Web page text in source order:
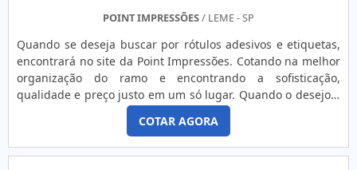
qualificados, garante a melhor experiência para os clientes.
não cumprem com suas funções adequadamente. Assim, é
motivos para a 4Food Print ter se tornado destaque quando
pensamos em uma empresa que entrega confiança e
produtos de qualidade. Alguns desses motivos são:
Diversas opções de pagamento disponíveis; Profissionais
com vasta experiência na área de atuação; Atendimento
personalizado; Comprometimento com o resultado final;
Logística planejada para entregas em curto prazo; Amplo
POINT IMPRESSÕES/ LEME - SP
Quando se deseja buscar por rótulos adesivos e etiquetas,
encontrará no site da Point Impressões. Cotando na melhor
organização do ramo e encontrando a sofisticação,
qualidade e preço justo em um só lugar. Quando o desejo é
por rótulos adesivos e etiquetas, com a Point Impressões
poderá contar com excelente custo-benefício e com a mais
moderna opção em impressões.DIFERENCIAIS
IMPORTANTES DE RÓTULOS ADESIVOS E ETIQUETASHá
COTAR AGORA